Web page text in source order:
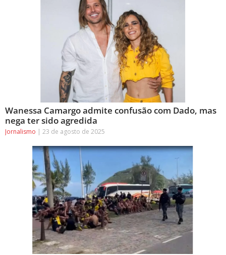
Wanessa Camargo admite confusão com Dado, mas
nega ter sido agredida
Jornalismo 23 de agosto de 2025